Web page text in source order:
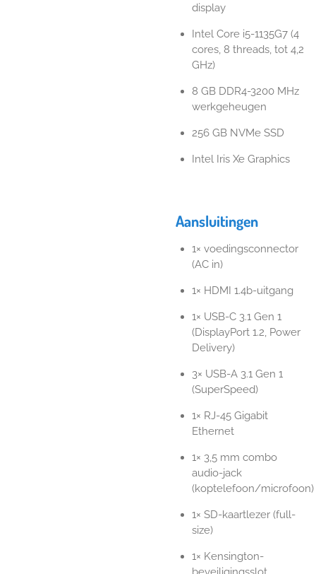
display
Intel Core i5-1135G7 (4
cores, 8 threads, tot 4,2
GHz)
8 GB DDR4-3200 MHz
werkgeheugen
256 GB NVMe SSD
Intel Iris Xe Graphics
Aansluitingen
1× voedingsconnector
(AC in)
1× HDMI 1.4b-uitgang
1× USB-C 3.1 Gen 1
(DisplayPort 1.2, Power
Delivery)
3× USB-A 3.1 Gen 1
(SuperSpeed)
1× RJ-45 Gigabit
Ethernet
1× 3,5 mm combo
audio-jack
(koptelefoon/microfoon)
1× SD-kaartlezer (full-
size)
1× Kensington-